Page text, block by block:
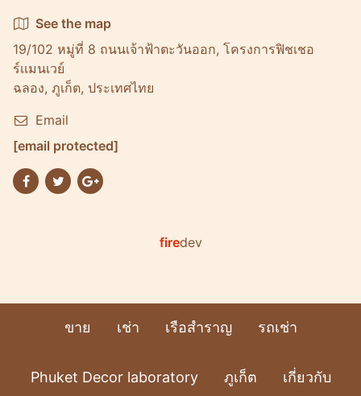
See the map
19/102 หมู่ที่ 8 ถนนเจ้าฟ้าตะวันออก, โครงการฟิชเชอ
ร์เเมนเวย์
ฉลอง, ภูเก็ต, ประเทศไทย
Email
[email protected]
firedev
ขาย เช่า เรือสำราญ รถเช่า
Phuket Decor laboratory ภูเก็ต เกี่ยวกับ